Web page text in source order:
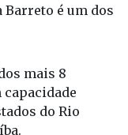
é um dos
mais 8
do Rio